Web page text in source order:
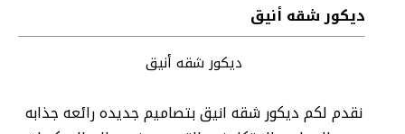
ديكور شقه أنيق
ديكور شقه أنيق
نقدم لكم ديكور شقه انيق بتصاميم جديده رائعه جذابه